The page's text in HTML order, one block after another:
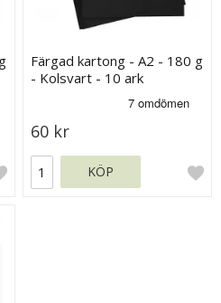
Färgad kartong - A2 - 180 g
- Kolsvart - 10 ark
60 kr
KÖP